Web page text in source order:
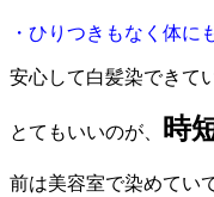
・ひりつきもなく体に
安心して白髪染できて
とてもいいのが、 時
前は美容室で染めてい